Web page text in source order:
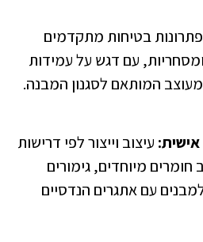
בטיחות מתקדמים
עם דגש על עמידות
המותאם לסגנון המבנה.
עיצוב וייצור לפי דרישות
מיוחדים, גימורים
עם אתגרים הנדסיים